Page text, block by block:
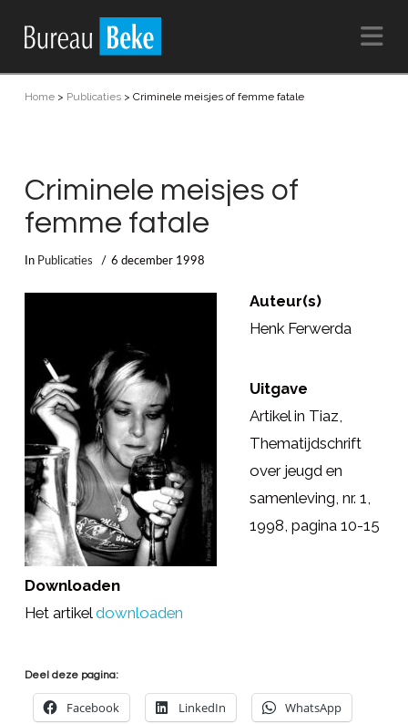
Home> Publicaties> Criminele meisjes of femme fatale
Criminele meisjes of
femme fatale
In Publicaties 6 december 1998
Auteur(s)
Henk Ferwerda
Uitgave
Artikel in Tiaz,
Thematijdschrift
over jeugd en
samenleving, nr. 1,
1998, pagina 10-15
Downloaden
Het artikeldownloaden
Deel deze pagina:
Facebook LinkedIn WhatsApp